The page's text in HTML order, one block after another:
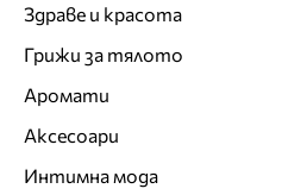
Здраве и красота
Грижи за тялото
Аромати
Аксесоари
Интимна мода